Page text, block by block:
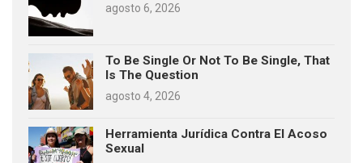
agosto 6, 2026
To Be Single Or Not To Be Single, That
Is The Question
agosto 4, 2026
Herramienta Jurídica Contra El Acoso
Sexual